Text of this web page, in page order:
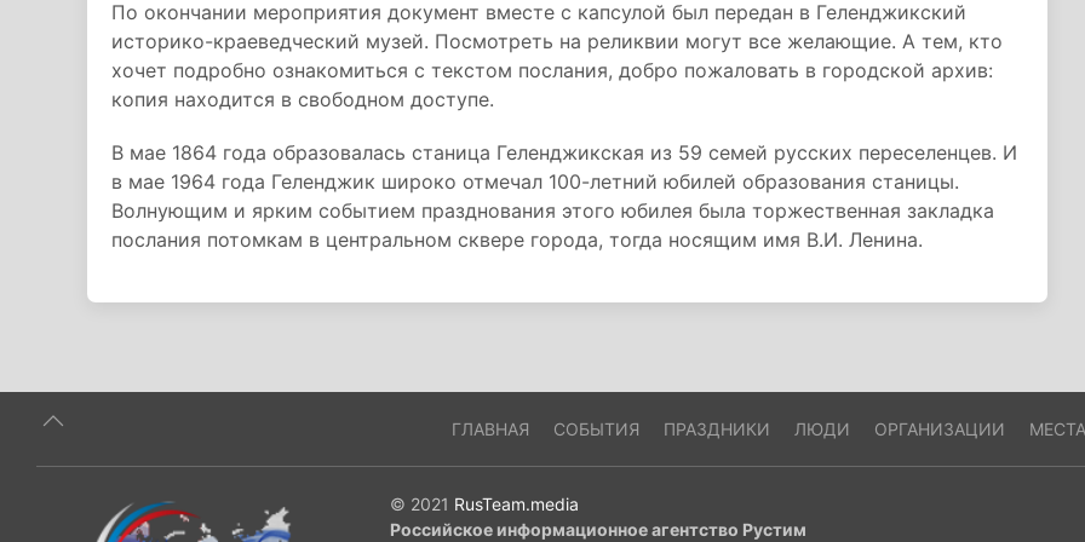
По окончании мероприятия документ вместе с капсулой был передан в Геленджикский
историко-краеведческий музей. Посмотреть на реликвии могут все желающие. А тем, кто
хочет подробно ознакомиться с текстом послания, добро пожаловать в городской архив:
копия находится в свободном доступе.
В мае 1864 года образовалась станица Геленджикская из 59 семей русских переселенцев. И
в мае 1964 года Геленджик широко отмечал 100-летний юбилей образования станицы.
Волнующим и ярким событием празднования этого юбилея была торжественная закладка
послания потомкам в центральном сквере города, тогда носящим имя В.И. Ленина.
ГЛАВНАЯ СОБЫТИЯ ПРАЗДНИКИ ЛЮДИ ОРГАНИЗАЦИИ МЕСТА
© 2021 RusTeam.media
Российское информационное агентство Рустим